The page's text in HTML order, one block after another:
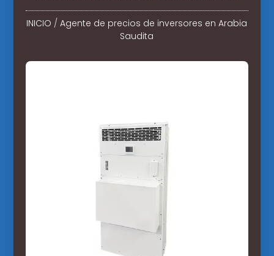
INICIO /Agente de precios de inversores en Arabia
Saudita